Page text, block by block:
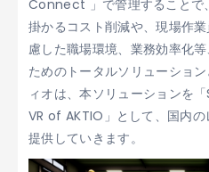
Connect 」で管理すること
掛かるコスト削減や、現場作
慮した職場環境、業務効率化
ためのトータルソリューショ
ィオは、本ソリューション
VR of AKTIO」として、国内
提供していきます。